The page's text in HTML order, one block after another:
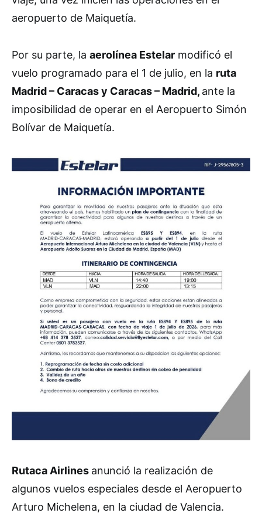
aeropuerto de Maiquetía.
Por su parte, la aerolínea Estelar modificó el
vuelo programado para el 1 de julio, en la ruta
Madrid – Caracas y Caracas – Madrid, ante la
imposibilidad de operar en el Aeropuerto Simón
Bolívar de Maiquetía.
Rutaca Airlines anunció la realización de
algunos vuelos especiales desde el Aeropuerto
Arturo Michelena, en la ciudad de Valencia.